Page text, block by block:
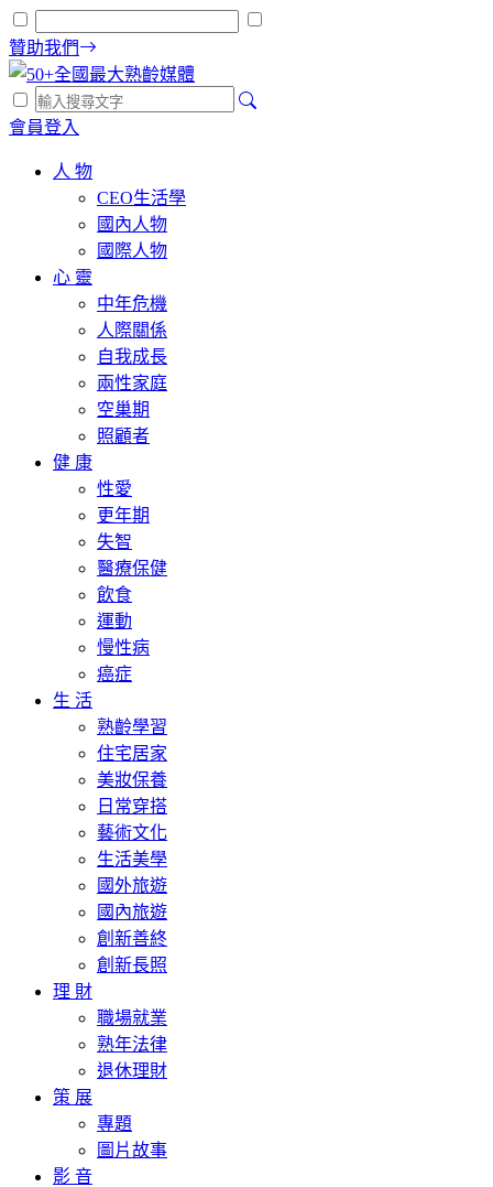
贊助我們
會員登入
人 物
CEO生活學
國內人物
國際人物
心 靈
中年危機
人際關係
自我成長
兩性家庭
空巢期
照顧者
健 康
性愛
更年期
失智
醫療保健
飲食
運動
慢性病
癌症
生 活
熟齡學習
住宅居家
美妝保養
日常穿搭
藝術文化
生活美學
國外旅遊
國內旅遊
創新善終
創新長照
理 財
職場就業
熟年法律
退休理財
策 展
專題
圖片故事
影 音